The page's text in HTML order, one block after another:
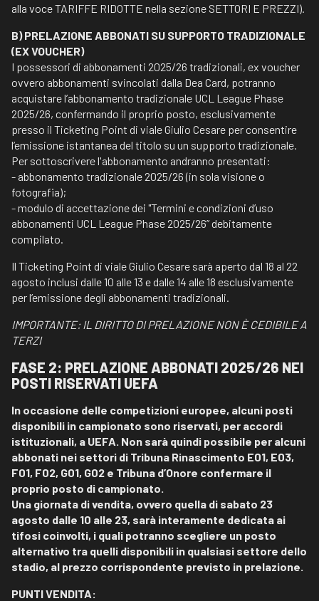
alla voce TARIFFE RIDOTTE nella sezione SETTORI E PREZZI).
B) PRELAZIONE ABBONATI SU SUPPORTO TRADIZIONALE
(EX VOUCHER)
I possessori di abbonamenti 2025/26 tradizionali, ex voucher
ovvero abbonamenti svincolati dalla Dea Card, potranno
acquistare l’abbonamento tradizionale UCL League Phase
2025/26, confermando il proprio posto, esclusivamente
presso il Ticketing Point di viale Giulio Cesare per consentire
l’emissione istantanea del titolo su un supporto tradizionale.
Per sottoscrivere l'abbonamento andranno presentati:
- abbonamento tradizionale 2025/26 (in sola visione o
fotografia);
- modulo di accettazione dei "Termini e condizioni d’uso
abbonamenti UCL League Phase 2025/26” debitamente
compilato.
Il Ticketing Point di viale Giulio Cesare sarà aperto dal 18 al 22
agosto inclusi dalle 10 alle 13 e dalle 14 alle 18 esclusivamente
per l’emissione degli abbonamenti tradizionali.
IMPORTANTE: IL DIRITTO DI PRELAZIONE NON È CEDIBILE A
TERZI
FASE 2: PRELAZIONE ABBONATI 2025/26 NEI
POSTI RISERVATI UEFA
In occasione delle competizioni europee, alcuni posti
disponibili in campionato sono riservati, per accordi
istituzionali, a UEFA. Non sarà quindi possibile per alcuni
abbonati nei settori di Tribuna Rinascimento E01, E03,
F01, F02, G01, G02 e Tribuna d’Onore confermare il
proprio posto di campionato.
Una giornata di vendita, ovvero quella di sabato 23
agosto dalle 10 alle 23, sarà interamente dedicata ai
tifosi coinvolti, i quali potranno scegliere un posto
alternativo tra quelli disponibili in qualsiasi settore dello
stadio, al prezzo corrispondente previsto in prelazione.
PUNTI VENDITA: